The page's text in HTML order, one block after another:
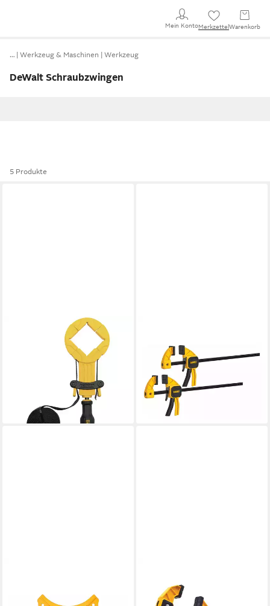
Mein KontoMerkzettel Warenkorb
… Werkzeug & Maschinen Werkzeug
DeWalt Schraubzwingen
5 Produkte
Schraubzwinge DEWALT
DWHT83839-0 Bandzwinge
lieferbar - in 2-3 Werktagen bei dir
Einhandzwinge Medium
300mm 12IN 2er Pack 45kg
Spannkraft DWHT0-
36,40 €
lieferbar - in 3-4 Werktagen bei dir
90Grad Gehrungsspanner
Zwinge DEWALT
Einhandzwinge 300mm